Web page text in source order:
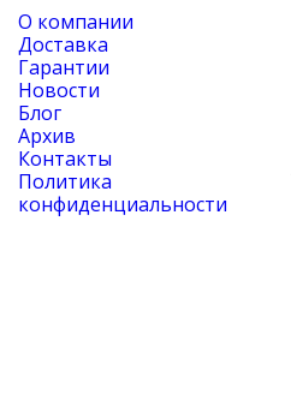
О компании
Доставка
Гарантии
Новости
Блог
Архив
Контакты
Политика
конфиденциальности